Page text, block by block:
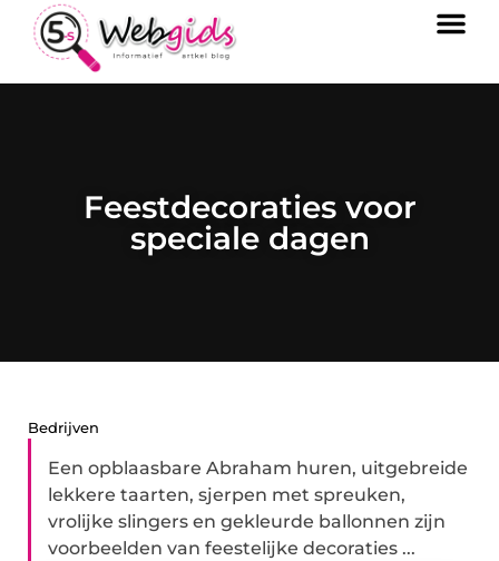
Feestdecoraties voor
speciale dagen
Bedrijven
Een opblaasbare Abraham huren, uitgebreide
lekkere taarten, sjerpen met spreuken,
vrolijke slingers en gekleurde ballonnen zijn
voorbeelden van feestelijke decoraties ...